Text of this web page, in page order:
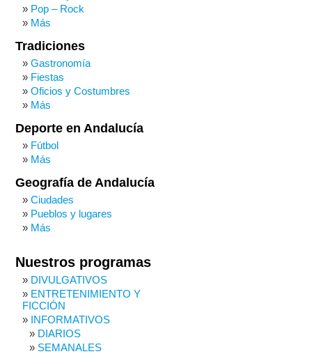
Pop – Rock
Más
Tradiciones
Gastronomía
Fiestas
Oficios y Costumbres
Más
Deporte en Andalucía
Fútbol
Más
Geografía de Andalucía
Ciudades
Pueblos y lugares
Más
Nuestros programas
DIVULGATIVOS
ENTRETENIMIENTO Y
FICCIÓN
INFORMATIVOS
DIARIOS
SEMANALES